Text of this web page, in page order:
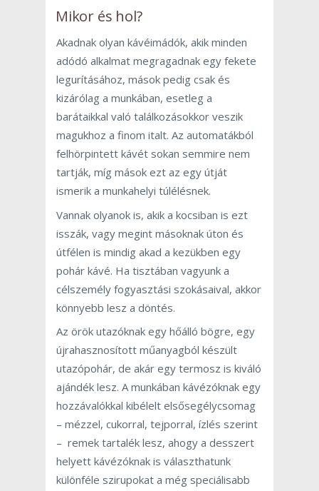
Mikor és hol?
Akadnak olyan kávéimádók, akik minden
adódó alkalmat megragadnak egy fekete
legurításához, mások pedig csak és
kizárólag a munkában, esetleg a
barátaikkal való találkozásokkor veszik
magukhoz a finom italt. Az automatákból
felhörpintett kávét sokan semmire nem
tartják, míg mások ezt az egy útját
ismerik a munkahelyi túlélésnek.
Vannak olyanok is, akik a kocsiban is ezt
isszák, vagy megint másoknak úton és
útfélen is mindig akad a kezükben egy
pohár kávé. Ha tisztában vagyunk a
célszemély fogyasztási szokásaival, akkor
könnyebb lesz a döntés.
Az örök utazóknak egy hőálló bögre, egy
újrahasznosított műanyagból készült
utazópohár, de akár egy termosz is kiváló
ajándék lesz. A munkában kávézóknak egy
hozzávalókkal kibélelt elsősegélycsomag
– mézzel, cukorral, tejporral, ízlés szerint
– remek tartalék lesz, ahogy a desszert
helyett kávézóknak is választhatunk
különféle szirupokat a még speciálisabb